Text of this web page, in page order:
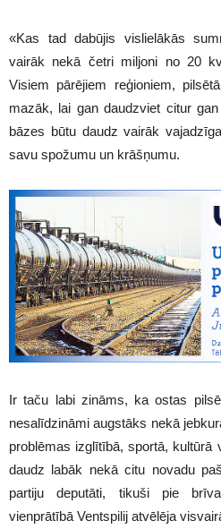
«Kas tad dabūjis vislielākās
vairāk nekā četri miljoni no 20
Visiem pārējiem reģioniem,
mazāk, lai gan daudzviet citur
bāzes būtu daudz vairāk
savu spožumu un krāšņumu.
Ir taču labi zināms, ka ostas
nesalīdzināmi augstāks nekā
problēmas izglītībā, sportā, kultūrā
daudz labāk nekā citu novadu
partiju deputāti, tikuši pie
vienprātībā Ventspilij atvēlēja